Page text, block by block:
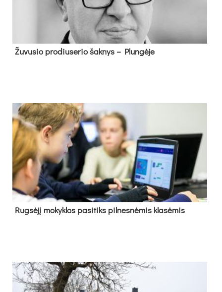
Žu­vu­sio pro­diu­se­rio šak­nys – Plun­gė­je
Rug­sė­jį mo­kyk­los pa­si­tiks pil­nes­nė­mis kla­sė­mis